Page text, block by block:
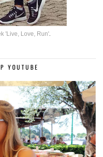
'Live, Love, Run'.
YOUTUBE